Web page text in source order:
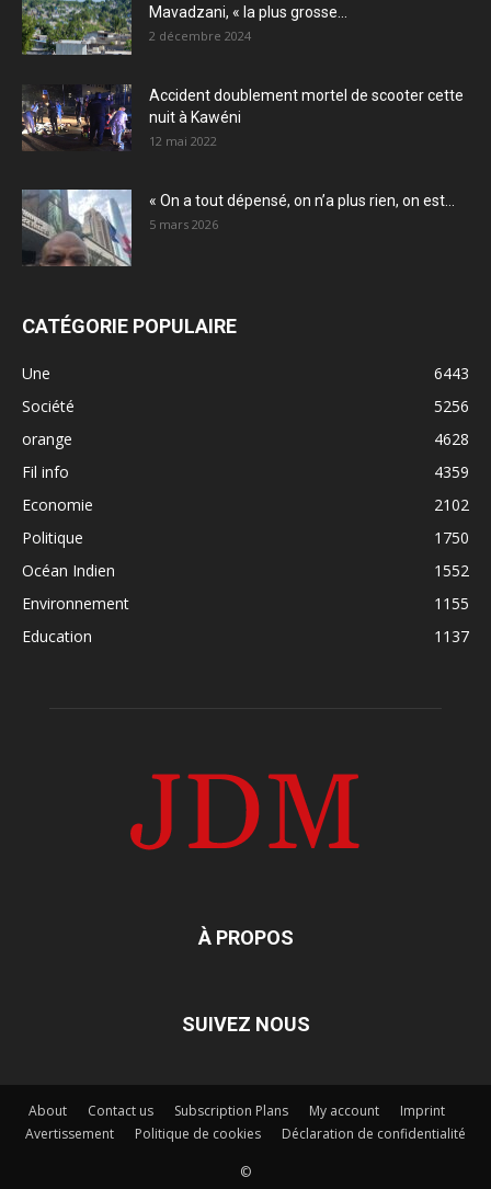
Mavadzani, « la plus grosse...
2 décembre 2024
Accident doublement mortel de scooter cette
nuit à Kawéni
12 mai 2022
« On a tout dépensé, on n’a plus rien, on est...
5 mars 2026
CATÉGORIE POPULAIRE
Une
6443
Société
5256
orange
4628
Fil info
4359
Economie
2102
Politique
1750
Océan Indien
1552
Environnement
1155
Education
1137
À PROPOS
SUIVEZ NOUS
About Contact us Subscription Plans My account
Imprint
Avertissement
Politique de cookies Déclaration de confidentialité
©